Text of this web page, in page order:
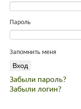
Продам молодых
Щенки тибетского
спас от вздутия
корма для
комбикорм Пурина
Пароль
Запомнить меня
Забыли пароль?
Забыли логин?